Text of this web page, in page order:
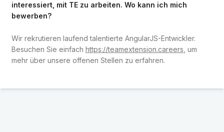
interessiert, mit TE zu arbeiten. Wo kann ich mich
bewerben?
Wir rekrutieren laufend talentierte AngularJS-Entwickler.
Besuchen Sie einfach https://teamextension.careers , um
mehr über unsere offenen Stellen zu erfahren.